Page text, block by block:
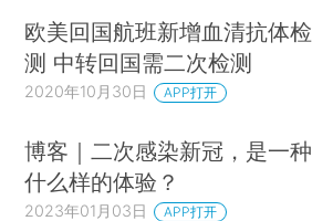
欧美回国航班新增血清抗体检
测 中转回国需二次检测
2020年10月30日 APP打开
博客｜二次感染新冠，是一种
什么样的体验？
2023年01月03日 APP打开